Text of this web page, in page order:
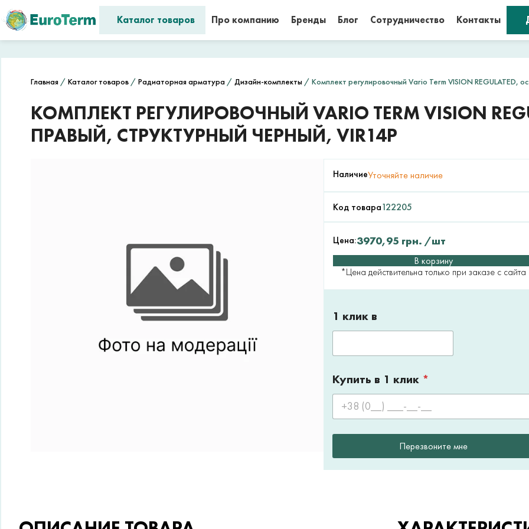
Каталог товаров Про компанию Бренды Блог Сотрудничество Контакты
Главная / Каталог товаров / Радиаторная арматура / Дизайн-комплекты / Комплект регулировочный Vario Term VISION REGULATED,
КОМПЛЕКТ РЕГУЛИРОВОЧНЫЙ VARIO TERM VISION
ПРАВЫЙ, СТРУКТУРНЫЙ ЧЕРНЫЙ, VIR14P
НаличиеУточняйте наличие
Код товара122205
Цена:3970,95 грн. /шт
В корзину
*Цена действительна только при заказе с сайта
1 клик в
Купить в 1 клик *
Перезвоните мне